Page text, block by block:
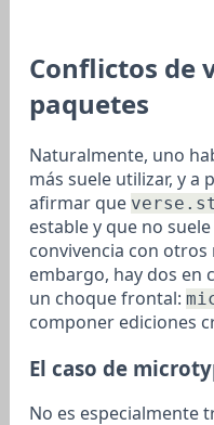
Conflictos de
paquetes
Naturalmente, uno
más suele utilizar, y a
afirmar que
estable y que no
convivencia con otros
embargo, hay dos en
un choque frontal:
componer ediciones
El caso de
No es especialmente